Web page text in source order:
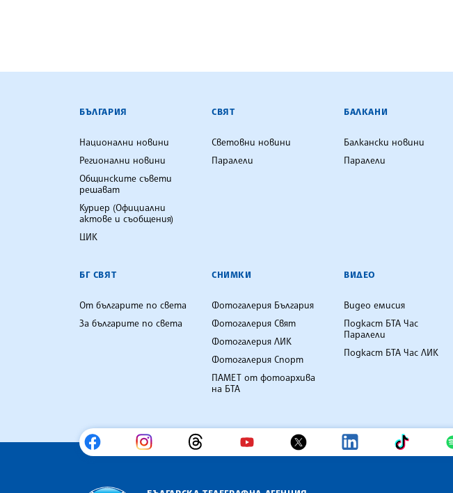
БЪЛГАРСКА ТЕЛЕГРАФНА АГЕНЦИЯ
БЪЛГАРИЯ
Национални новини
Регионални новини
Общинските съвети
решават
Куриер (Официални
актове и съобщения)
ЦИК
СВЯТ
Световни новини
Паралели
БАЛКАНИ
Балкански новини
Паралели
БГ СВЯТ
От българите по света
За българите по света
СНИМКИ
Фотогалерия България
Фотогалерия Свят
Фотогалерия ЛИК
Фотогалерия Спорт
ПАМЕТ от фотоархива
на БТА
ВИДЕО
Видео емисия
Подкаст БТА Час
Паралели
Подкаст БТА Час ЛИК